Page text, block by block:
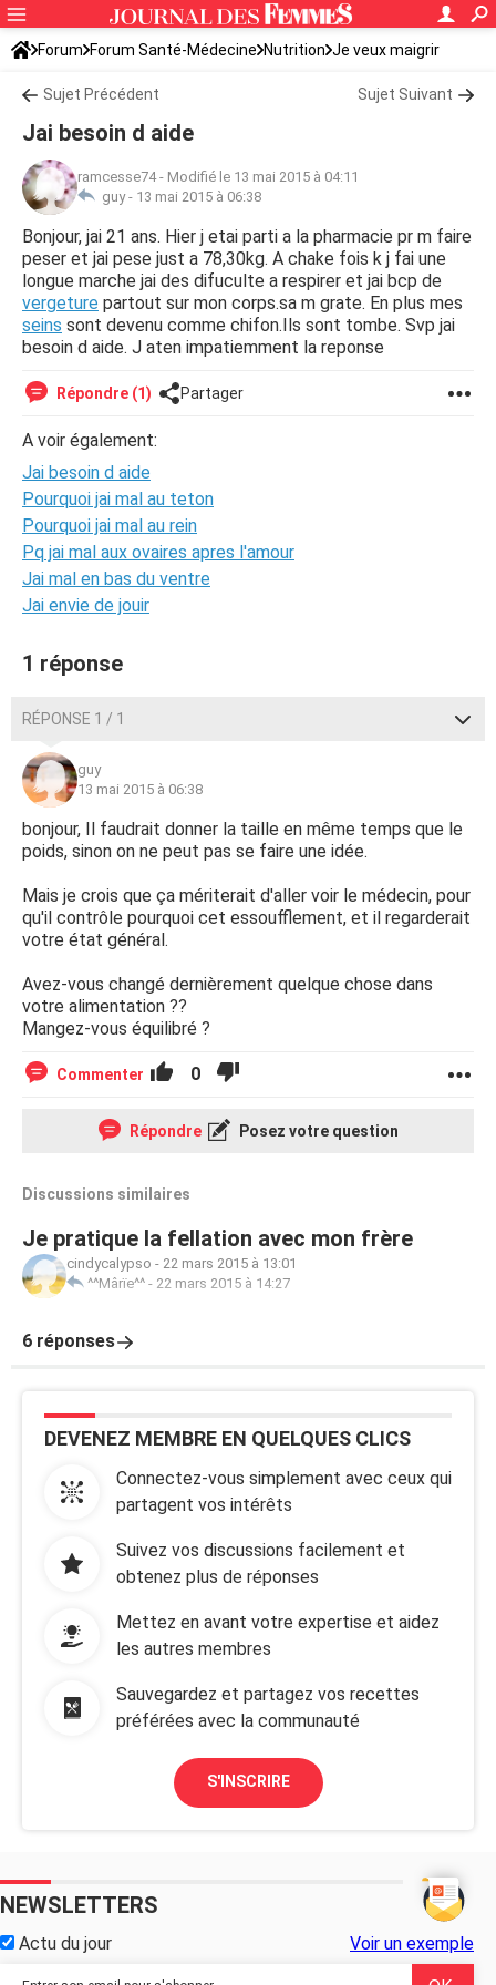
Forum Forum Santé-Médecine Nutrition Je veux maigrir
Sujet Précédent Sujet Suivant
Jai besoin d aide
ramcesse74- Modifié le 13 mai 2015 à 04:11
guy - 13 mai 2015 à 06:38
Bonjour, jai 21 ans. Hier j etai parti a la pharmacie pr m faire
peser et jai pese just a 78,30kg. A chake fois k j fai une
longue marche jai des difuculte a respirer et jai bcp de
vergeture partout sur mon corps.sa m grate. En plus mes
seins sont devenu comme chifon.Ils sont tombe. Svp jai
besoin d aide. J aten impatiemment la reponse
Répondre (1) Partager
A voir également:
Jai besoin d aide
Pourquoi jai mal au teton
Pourquoi jai mal au rein
Pq jai mal aux ovaires apres l'amour
Jai mal en bas du ventre
Jai envie de jouir
1 réponse
RÉPONSE 1 / 1
guy
13 mai 2015 à 06:38
bonjour, Il faudrait donner la taille en même temps que le
poids, sinon on ne peut pas se faire une idée.
Mais je crois que ça mériterait d'aller voir le médecin, pour
qu'il contrôle pourquoi cet essoufflement, et il regarderait
votre état général.
Avez-vous changé dernièrement quelque chose dans
votre alimentation ??
Mangez-vous équilibré ?
Commenter 0
Répondre Posez votre question
Discussions similaires
Je pratique la fellation avec mon frère
cindycalypso - 22 mars 2015 à 13:01
^^Mârïe^^ - 22 mars 2015 à 14:27
6 réponses
DEVENEZ MEMBRE EN QUELQUES CLICS
Connectez-vous simplement avec ceux qui
partagent vos intérêts
Suivez vos discussions facilement et
obtenez plus de réponses
Mettez en avant votre expertise et aidez
les autres membres
Sauvegardez et partagez vos recettes
préférées avec la communauté
S'INSCRIRE
NEWSLETTERS
Actu du jour Voir un exemple